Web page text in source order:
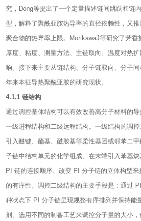
究，Dong等提出了一个定量描述链间跳跃和链
型，解释了聚酰亚胺热导率的直径依赖性，又
聚合物的热导率上限。MorikawaJ等研究了芳香
厚度、粘度、测量方法、主链取向、温度对热
响。接下来主要从链结构、分子链取向、分子
年来本征导热聚酰亚胺的研究现状。
4.1.1 链结构
通过调控基体结构可以有效改善高分子材料的
一级进程结构和二级远程结构。一级结构的调
引入醚键、酯基、酰胺基等柔性基团或邻苯二
子链中结构单元的化学组成、在末端引入苯基
PI 链的连接顺序、改变 PI 分子链的立体构型
的有序性。调控二级结构的主要手段是：通过
种状态下 PI 分子链呈现规整有序排列并保持能
剂、选用不同的制备工艺来调控分子量的大小